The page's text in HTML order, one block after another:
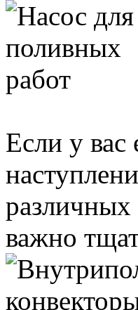
Если у вас
различных
важно